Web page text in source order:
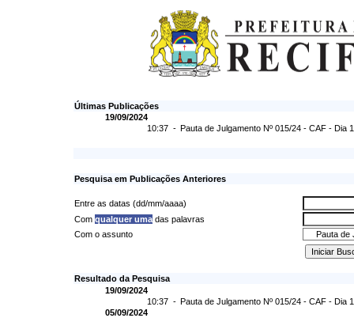
Últimas Publicações
19/09/2024
10:37 - Pauta de Julgamento Nº 015/24 - CAF - Dia
Pesquisa em Publicações Anteriores
Entre as datas (dd/mm/aaaa)
Com qualquer umadas palavras
Com o assunto
Resultado da Pesquisa
19/09/2024
10:37 - Pauta de Julgamento Nº 015/24 - CAF - Dia
05/09/2024